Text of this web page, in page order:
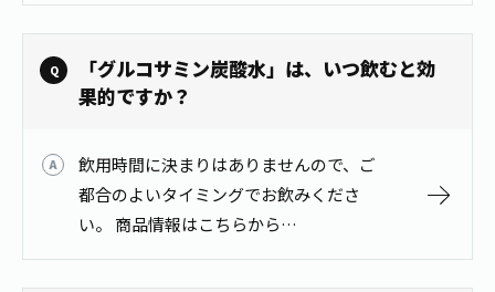
カテゴリーから探す
キーワードから探す
安全・安心への取組み
お茶百科
お茶百科キッズ
茶産地育成事業
茶殻リサイクルシステム
食育・文化
食育・イベント
Green Tea for Good
茶寮伊藤園
店舗検索
THE ITOEN
企業情報 GLOBAL
「グルコサミン炭酸水」は、いつ飲むと効
果的ですか？
飲用時間に決まりはありませんので、ご
都合のよいタイミングでお飲みくださ
い。 商品情報はこちらから
https://www.itoen.jp/products/47736/